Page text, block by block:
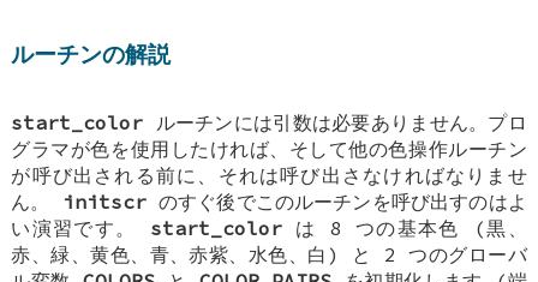
ルーチンの解説
start_color ルーチンには引数は必要ありません。プロ
グラマが色を使用したければ、そして他の色操作ルーチン
が呼び出される前に、それは呼び出さなければなりませ
ん。
initscrのすぐ後でこのルーチンを呼び出すのはよ
い演習です。 start_colorは 8 つの基本色 (黒、
赤、緑、黄色、青、赤紫、水色、白) と 2 つのグローバ